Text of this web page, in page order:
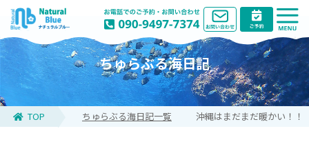
ちゅらぶる海日記
TOP ちゅらぶる海日記一覧 沖縄はまだまだ暖かい！！